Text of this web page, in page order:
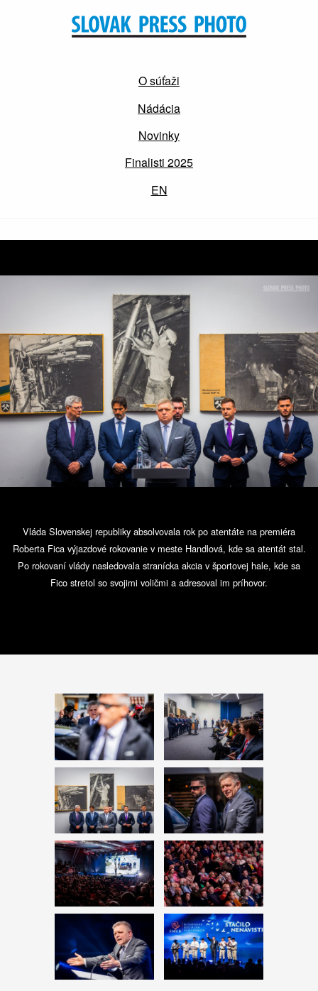
O súťaži
Nádácia
Novinky
Finalisti 2025
EN
Vláda Slovenskej republiky absolvovala rok po atentáte na premiéra
Roberta Fica výjazdové rokovanie v meste Handlová, kde sa atentát stal.
Po rokovaní vlády nasledovala stranícka akcia v športovej hale, kde sa
Fico stretol so svojimi voličmi a adresoval im príhovor.